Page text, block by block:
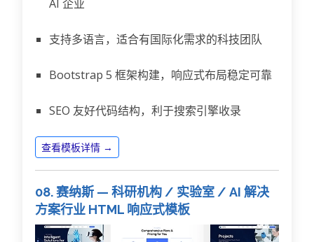
AI 企业
支持多语言，适合有国际化需求的科技团队
Bootstrap 5 框架构建，响应式布局稳定可靠
SEO 友好代码结构，利于搜索引擎收录
查看模板详情 →
08. 赛纳斯 — 科研机构 / 实验室 / AI 解决
方案行业 HTML 响应式模板